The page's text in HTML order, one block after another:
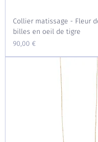
Collier matissage - Fleur
billes en oeil de tigre
Prix
90,00 €